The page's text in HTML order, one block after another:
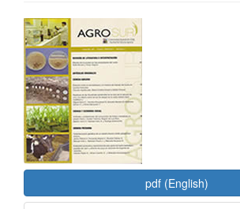
Barra
lateral
del
artículo
pdf (English)